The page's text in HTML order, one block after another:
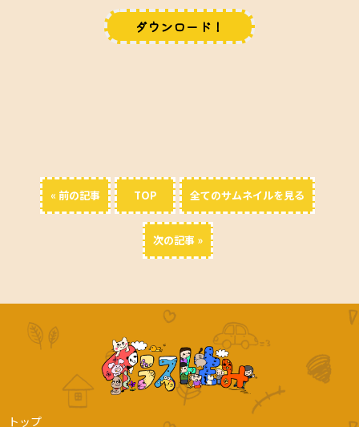
ダウンロード！
« 前の記事 TOP 全てのサムネイルを見る
次の記事 »
トップ